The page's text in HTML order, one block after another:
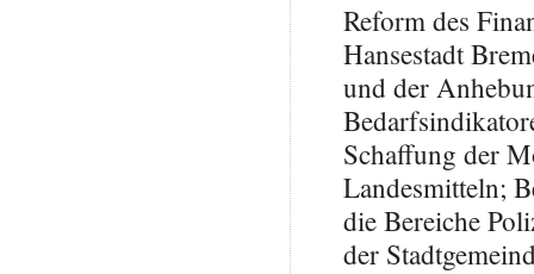
Reform des
Hansestadt
und der
Schaffung der
Landesmitteln;
die Bereiche
der